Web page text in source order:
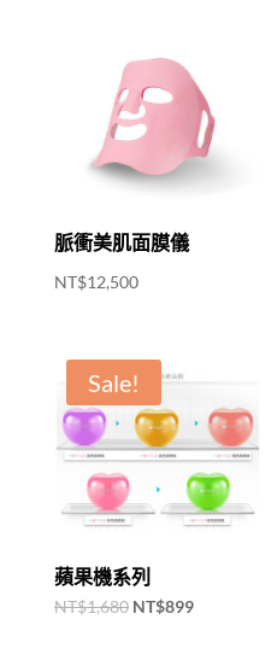
脈衝美肌面膜儀
NT$12,500
Sale!
蘋果機系列
NT$1,680 Original
NT$899Current